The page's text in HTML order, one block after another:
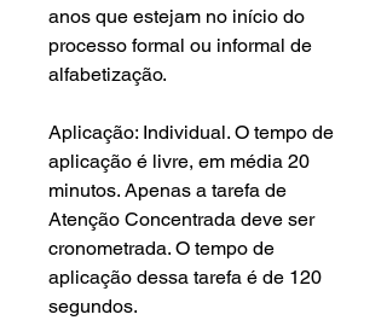
anos que estejam no início do
processo formal ou informal de
alfabetização.
Aplicação: Individual. O tempo de
aplicação é livre, em média 20
minutos. Apenas a tarefa de
Atenção Concentrada deve ser
cronometrada. O tempo de
aplicação dessa tarefa é de 120
segundos.